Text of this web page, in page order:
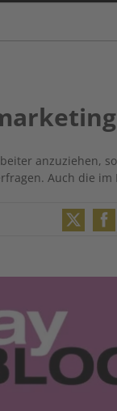
anzuziehen,
Auch die im